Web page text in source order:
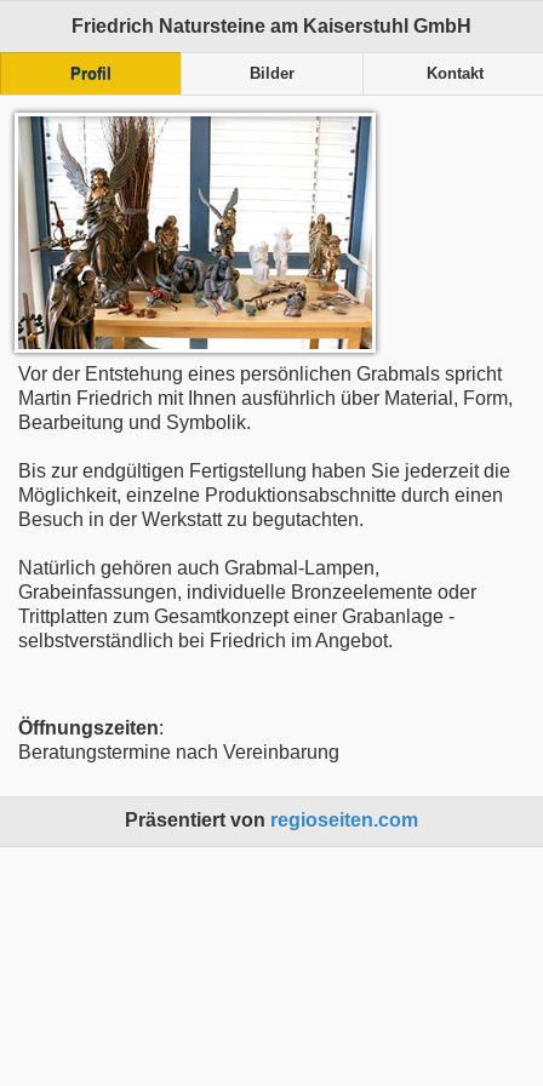
Friedrich Natursteine am Kaiserstuhl GmbH
Profil Bilder Kontakt
Vor der Entstehung eines persönlichen Grabmals spricht
Martin Friedrich mit Ihnen ausführlich über Material, Form,
Bearbeitung und Symbolik.
Bis zur endgültigen Fertigstellung haben Sie jederzeit die
Möglichkeit, einzelne Produktionsabschnitte durch einen
Besuch in der Werkstatt zu begutachten.
Natürlich gehören auch Grabmal-Lampen,
Grabeinfassungen, individuelle Bronzeelemente oder
Trittplatten zum Gesamtkonzept einer Grabanlage -
selbstverständlich bei Friedrich im Angebot.
Öffnungszeiten:
Beratungstermine nach Vereinbarung
Präsentiert von regioseiten.com